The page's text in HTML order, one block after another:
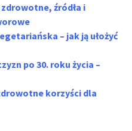
źródła i
– jak ją ułożyć
po 30. roku życia –
korzyści dla